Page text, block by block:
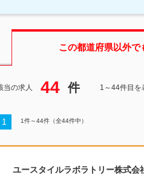
この都道府県以外で
当の求人 44 件 1～44件目を
1 1件～44件（全44件中）
ユースタイルラボラトリー株式